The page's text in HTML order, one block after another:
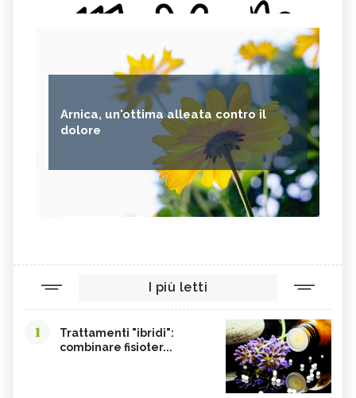
Arnica, un'ottima alleata contro il
dolore
I più letti
1
Trattamenti "ibridi":
combinare fisioter...